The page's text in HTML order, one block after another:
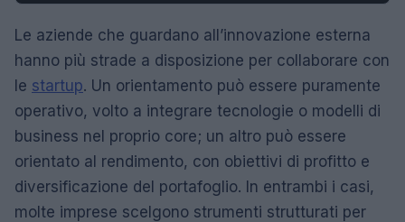
Le aziende che guardano all’innovazione esterna
hanno più strade a disposizione per collaborare con
le startup. Un orientamento può essere puramente
operativo, volto a integrare tecnologie o modelli di
business nel proprio core; un altro può essere
orientato al rendimento, con obiettivi di profitto e
diversificazione del portafoglio. In entrambi i casi,
molte imprese scelgono strumenti strutturati per